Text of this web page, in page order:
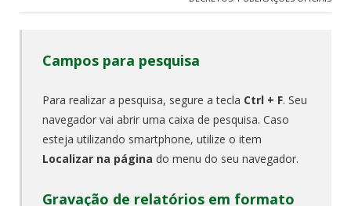
Campos para pesquisa
Para realizar a pesquisa, segure a tecla Ctrl + F. Seu
navegador vai abrir uma caixa de pesquisa. Caso
esteja utilizando smartphone, utilize o item
Localizar na página do menu do seu navegador.
Gravação de relatórios em formato